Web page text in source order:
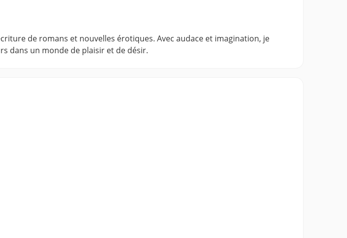
de romans et nouvelles érotiques. Avec audace et imagination, je
dans un monde de plaisir et de désir.